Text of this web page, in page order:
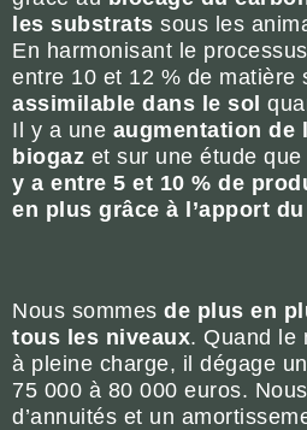
les substrats sous les
En harmonisant le
entre 10 et 12 % de matière
assimilable dans le sol
Il y a une augmentation de
biogaz et sur une étude
y a entre 5 et 10 % de
en plus grâce à l’apport
Nous sommes de plus en
tous les niveaux. Quand le
à pleine charge, il dégage
75 000 à 80 000 euros.
d’annuités et un